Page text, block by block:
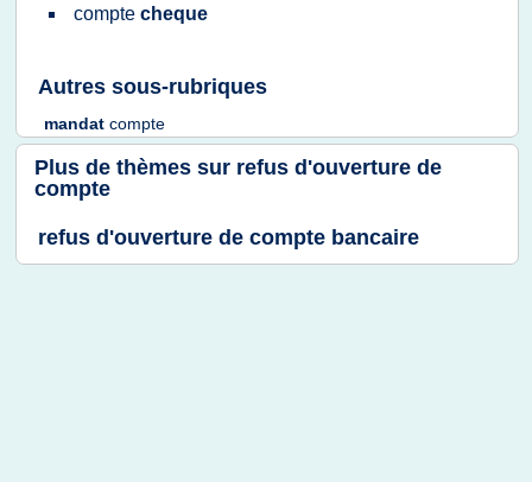
compte cheque
Autres sous-rubriques
mandat compte
Plus de thèmes sur refus d'ouverture de
compte
refus d'ouverture de compte bancaire